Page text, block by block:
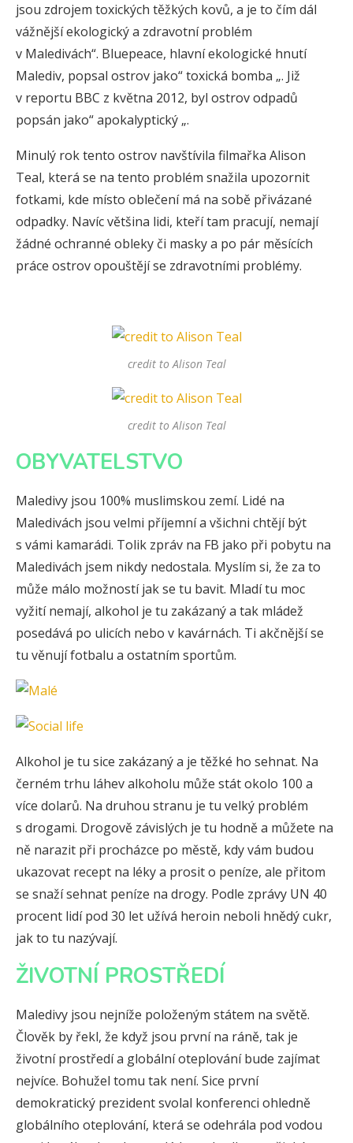
jsou zdrojem toxických těžkých kovů, a je to čím dál
vážnější ekologický a zdravotní problém
v Maledivách“. Bluepeace, hlavní ekologické hnutí
Malediv, popsal ostrov jako“ toxická bomba „. Již
v reportu BBC z května 2012, byl ostrov odpadů
popsán jako“ apokalyptický „.
Minulý rok tento ostrov navštívila filmařka Alison
Teal, která se na tento problém snažila upozornit
fotkami, kde místo oblečení má na sobě přivázané
odpadky. Navíc většina lidi, kteří tam pracují, nemají
žádné ochranné obleky či masky a po pár měsících
práce ostrov opouštějí se zdravotními problémy.
credit to Alison Teal
credit to Alison Teal
OBYVATELSTVO
Maledivy jsou 100% muslimskou zemí. Lidé na
Maledivách jsou velmi příjemní a všichni chtějí být
s vámi kamarádi. Tolik zpráv na FB jako při pobytu na
Maledivách jsem nikdy nedostala. Myslím si, že za to
může málo možností jak se tu bavit. Mladí tu moc
vyžití nemají, alkohol je tu zakázaný a tak mládež
posedává po ulicích nebo v kavárnách. Ti akčnější se
tu věnují fotbalu a ostatním sportům.
Alkohol je tu sice zakázaný a je těžké ho sehnat. Na
černém trhu láhev alkoholu může stát okolo 100 a
více dolarů. Na druhou stranu je tu velký problém
s drogami. Drogově závislých je tu hodně a můžete na
ně narazit při procházce po městě, kdy vám budou
ukazovat recept na léky a prosit o peníze, ale přitom
se snaží sehnat peníze na drogy. Podle zprávy UN 40
procent lidí pod 30 let užívá heroin neboli hnědý cukr,
jak to tu nazývají.
ŽIVOTNÍ PROSTŘEDÍ
Maledivy jsou nejníže položeným státem na světě.
Člověk by řekl, že když jsou první na ráně, tak je
životní prostředí a globální oteplování bude zajímat
nejvíce. Bohužel tomu tak není. Sice první
demokratický prezident svolal konferenci ohledně
globálního oteplování, která se odehrála pod vodou